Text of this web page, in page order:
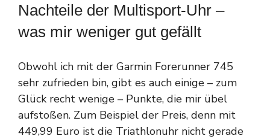
Nachteile der Multisport-Uhr –
was mir weniger gut gefällt
Obwohl ich mit der Garmin Forerunner 745
sehr zufrieden bin, gibt es auch einige – zum
Glück recht wenige – Punkte, die mir übel
aufstoßen. Zum Beispiel der Preis, denn mit
449,99 Euro ist die Triathlonuhr nicht gerade